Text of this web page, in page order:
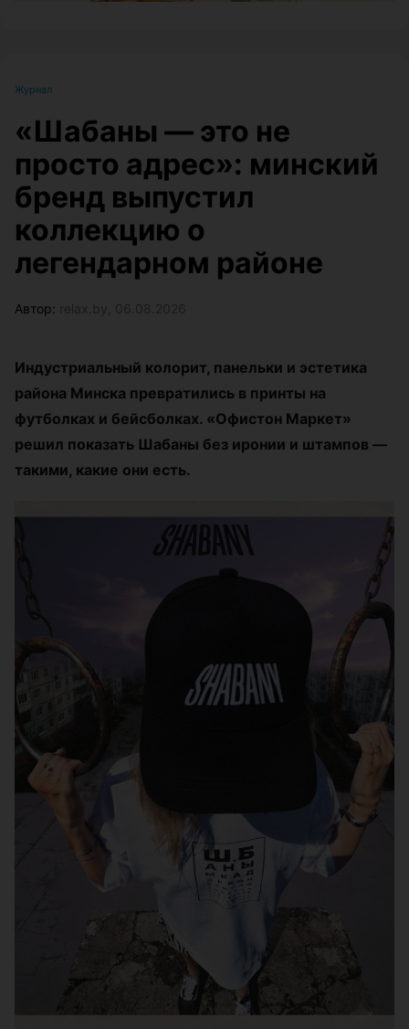
Журнал
«Шабаны — это не
просто адрес»: минский
бренд выпустил
коллекцию о
легендарном районе
Автор:
Индустриальный колорит, панельки и эстетика
района Минска превратились в принты на
футболках и бейсболках. «Офистон Маркет»
решил показать Шабаны без иронии и штампов —
такими, какие они есть.